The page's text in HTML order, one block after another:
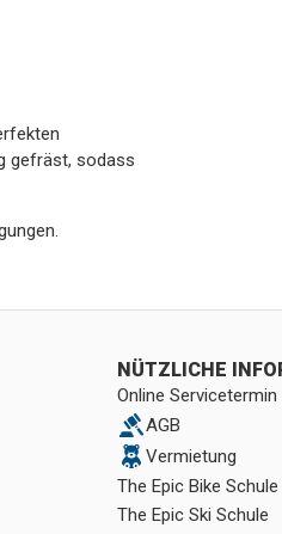
gefräst, sodass
NÜTZLICHE
Online Servicetermin
AGB
Vermietung
The Epic Bike Schule
The Epic Ski Schule